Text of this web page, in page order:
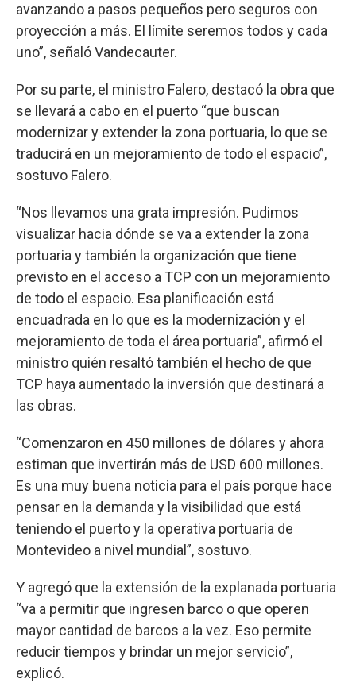
avanzando a pasos pequeños pero seguros con
proyección a más. El límite seremos todos y cada
uno”, señaló Vandecauter.
Por su parte, el ministro Falero, destacó la obra que
se llevará a cabo en el puerto “que buscan
modernizar y extender la zona portuaria, lo que se
traducirá en un mejoramiento de todo el espacio”,
sostuvo Falero.
“Nos llevamos una grata impresión. Pudimos
visualizar hacia dónde se va a extender la zona
portuaria y también la organización que tiene
previsto en el acceso a TCP con un mejoramiento
de todo el espacio. Esa planificación está
encuadrada en lo que es la modernización y el
mejoramiento de toda el área portuaria”, afirmó el
ministro quién resaltó también el hecho de que
TCP haya aumentado la inversión que destinará a
las obras.
“Comenzaron en 450 millones de dólares y ahora
estiman que invertirán más de USD 600 millones.
Es una muy buena noticia para el país porque hace
pensar en la demanda y la visibilidad que está
teniendo el puerto y la operativa portuaria de
Montevideo a nivel mundial”, sostuvo.
Y agregó que la extensión de la explanada portuaria
“va a permitir que ingresen barco o que operen
mayor cantidad de barcos a la vez. Eso permite
reducir tiempos y brindar un mejor servicio”,
explicó.